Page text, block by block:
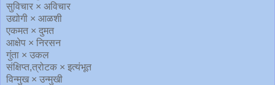
सुविचार × अविचार
उद्योगी × आळशी
एकमत × दुमत
आक्षेप × निरसन
गुंता × उकल
संक्षिप्त,त्रोटक × इत्यंभूत
विन्मुख × उन्मुखी